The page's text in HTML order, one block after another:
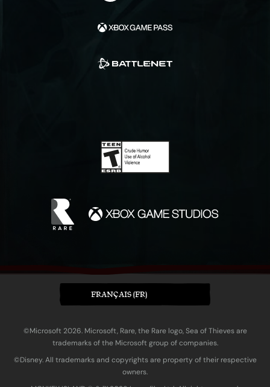
FRANÇAIS (FR)
©Microsoft 2026. Microsoft, Rare, the Rare logo, Sea of Thieves are
trademarks of the Microsoft group of companies.
©Disney. All trademarks and copyrights are property of their respective
owners.